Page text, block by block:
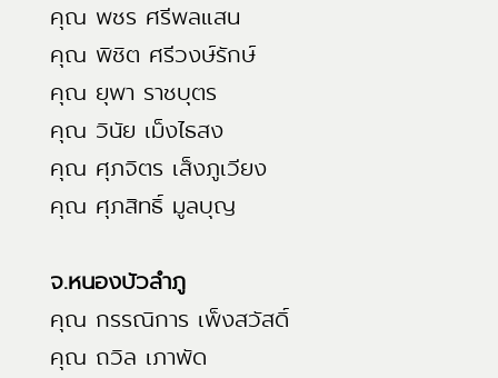
คุณ พชร ศรีพลแสน
คุณ พิชิต ศรีวงษ์รักษ์
คุณ ยุพา ราชบุตร
คุณ วินัย เม็งไธสง
คุณ ศุภจิตร เส็งภูเวียง
คุณ ศุภสิทธิ์ มูลบุญ
จ.หนองบัวลำภู
คุณ กรรณิการ เพ็งสวัสดิ์
คุณ ถวิล เภาพัด